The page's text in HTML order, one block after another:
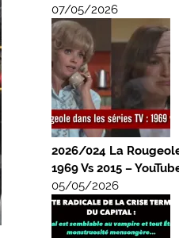
07/05/2026
2026/024 La
1969 Vs 2015 –
05/05/2026